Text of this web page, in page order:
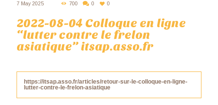
7 May 2025 700 0 0
2022-08-04 Colloque en ligne
“lutter contre le frelon
asiatique” itsap.asso.fr
https://itsap.asso.fr/articles/retour-sur-le-colloque-en-ligne-
lutter-contre-le-frelon-asiatique